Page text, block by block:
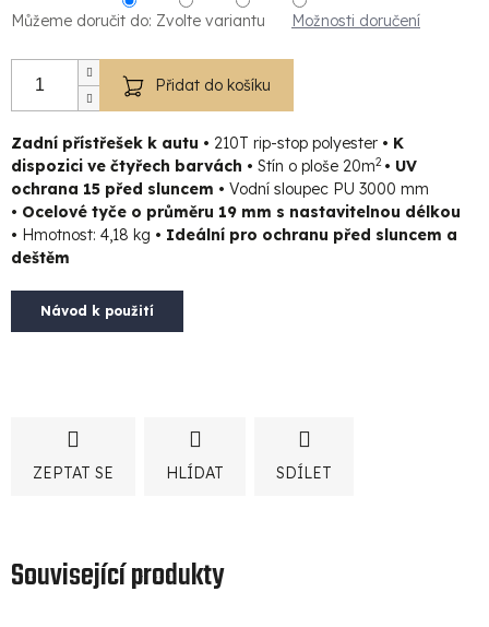
Můžeme doručit do: Zvolte variantu Možnosti doručení
Přidat do košíku
Zadní přístřešek k autu • 210T rip-stop polyester • K
dispozici ve čtyřech barvách • Stín o ploše 20m2 • UV
ochrana 15 před sluncem • Vodní sloupec PU 3000 mm
• Ocelové tyče o průměru 19 mm s nastavitelnou délkou
• Hmotnost: 4,18 kg • Ideální pro ochranu před sluncem a
deštěm
Návod k použití
ZEPTAT SE HLÍDAT SDÍLET
Související produkty